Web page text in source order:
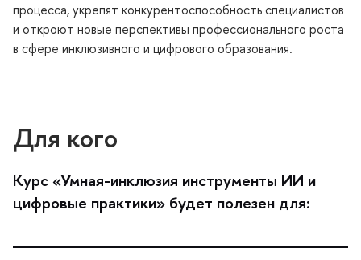
процесса, укрепят конкурентоспособность специалисто
и откроют новые перспективы профессионального роста
сфере инклюзивного и цифрового образования.
Для кого
Курс «Умная-инклюзия инструменты ИИ и
цифровые практики» будет полезен для: